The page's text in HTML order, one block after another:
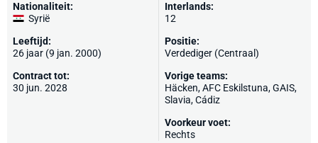
Nationaliteit:
Syrië
Leeftijd:
26 jaar (9 jan. 2000)
Contract tot:
30 jun. 2028
Interlands:
12
Positie:
Verdediger (Centraal)
Vorige teams:
Häcken, AFC Eskilstuna, GAIS,
Slavia,Cádiz
Voorkeur voet:
Rechts